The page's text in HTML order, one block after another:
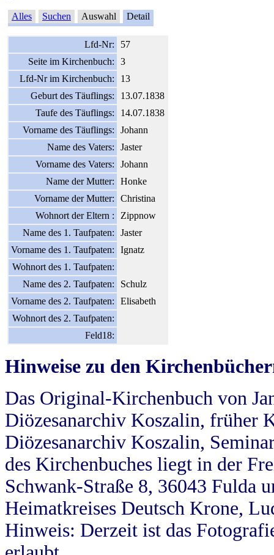
Alles Suchen Auswahl Detail
Lfd-Nr:
57
Seite im Kirchenbuch:
3
Lfd-Nr im Kirchenbuch:
13
Geburt des Täuflings:
13.07.1838
Taufe des Täuflings:
14.07.1838
Vorname des Täuflings:
Johann
Name des Vaters:
Jaster
Vorname des Vaters:
Johann
Name der Mutter:
Honke
Vorname der Mutter:
Christina
Wohnort der Eltern :
Zippnow
Name des 1. Taufpaten:
Jaster
Vorname des 1. Taufpaten:
Ignatz
Wohnort des 1. Taufpaten:
Name des 2. Taufpaten:
Schulz
Vorname des 2. Taufpaten:
Elisabeth
Wohnort des 2. Taufpaten:
Feld18:
Hinweise zu den
Das Original-Kirchenbuch von
Diözesanarchiv Koszalin, früher
Diözesanarchiv Koszalin,
des Kirchenbuches liegt in der
Schwank-Straße 8, 36043 Fulda
Heimatkreises Deutsch Krone,
Hinweis: Derzeit ist das